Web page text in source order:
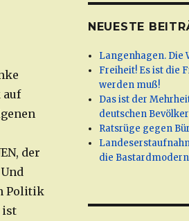
auf
der
Politik
ist
NEUESTE
Langenhagen. Die
Freiheit! Es ist die
werden muß!
Das ist der
deutschen
Ratsrüge gegen
die